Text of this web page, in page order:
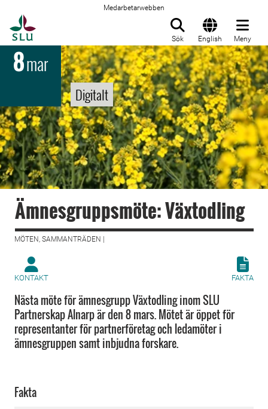
Medarbetarwebben
Sök English Meny
8mar
Digitalt
Ämnesgruppsmöte: Växtodling
MÖTEN, SAMMANTRÄDEN |
KONTAKT FAKTA
Nästa möte för ämnesgrupp Växtodling inom SLU
Partnerskap Alnarp är den 8 mars. Mötet är öppet för
representanter för partnerföretag och ledamöter i
ämnesgruppen samt inbjudna forskare.
Fakta